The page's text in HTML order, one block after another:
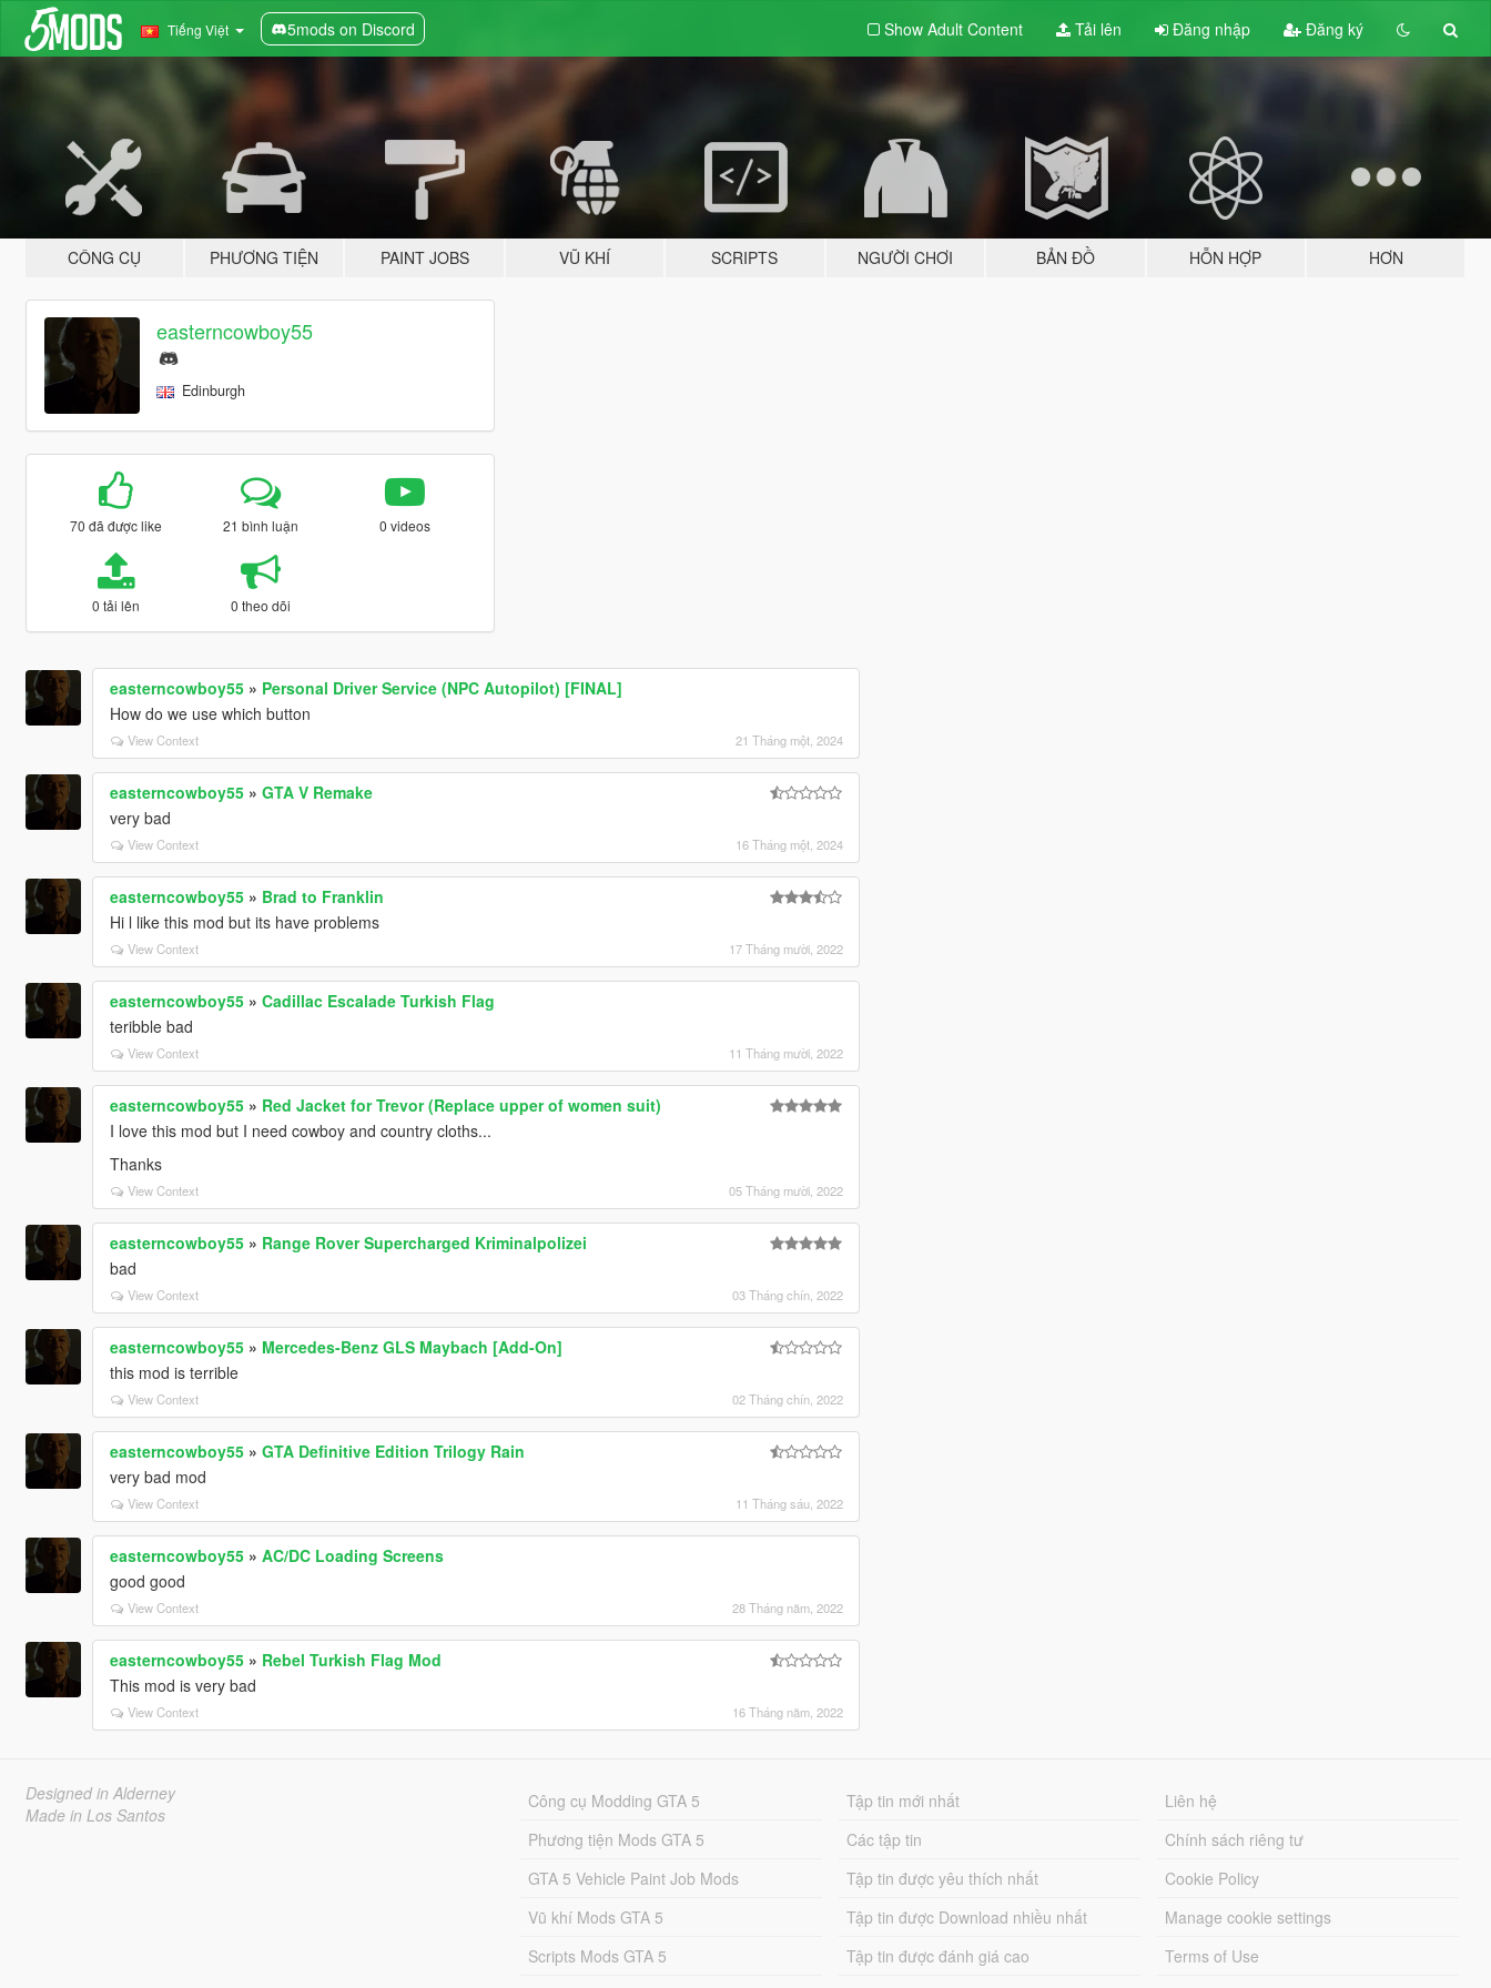
Tiếng Việt 5mods on Discord Show Adult Content Tải lên Đăng nhập Đăng ký
CÔNG CỤ PHƯƠNG TIỆN PAINT JOBS VŨ KHÍ SCRIPTS NGƯỜI CHƠI BẢN ĐỒ HỖN HỢP HƠN
easterncowboy55
Edinburgh
70 đã được like 21 bình luận 0 videos
0 tải lên 0 theo dõi
easterncowboy55» Personal Driver Service (NPC Autopilot) [FINAL]
How do we use which button
View Context 21 Tháng một, 2024
easterncowboy55» GTA V Remake
very bad
View Context 16 Tháng một, 2024
easterncowboy55» Brad to Franklin
Hi l like this mod but its have problems
View Context 17 Tháng mười, 2022
easterncowboy55» Cadillac Escalade Turkish Flag
teribble bad
View Context 11 Tháng mười, 2022
easterncowboy55» Red Jacket for Trevor (Replace upper of women suit)
I love this mod but I need cowboy and country cloths...
Thanks
View Context 05 Tháng mười, 2022
easterncowboy55» Range Rover Supercharged Kriminalpolizei
bad
View Context 03 Tháng chín, 2022
easterncowboy55» Mercedes-Benz GLS Maybach [Add-On]
this mod is terrible
View Context 02 Tháng chín, 2022
easterncowboy55» GTA Definitive Edition Trilogy Rain
very bad mod
View Context 11 Tháng sáu, 2022
easterncowboy55» AC/DC Loading Screens
good good
View Context 28 Tháng năm, 2022
easterncowboy55» Rebel Turkish Flag Mod
This mod is very bad
View Context 16 Tháng năm, 2022
Designed in Alderney
Made in Los Santos
Công cụ Modding GTA 5
Phương tiện Mods GTA 5
GTA 5 Vehicle Paint Job Mods
Vũ khí Mods GTA 5
Scripts Mods GTA 5
Tập tin mới nhất
Các tập tin
Tập tin được yêu thích nhất
Tập tin được Download nhiều nhất
Tập tin được đánh giá cao
Liên hệ
Chính sách riêng tư
Cookie Policy
Manage cookie settings
Terms of Use